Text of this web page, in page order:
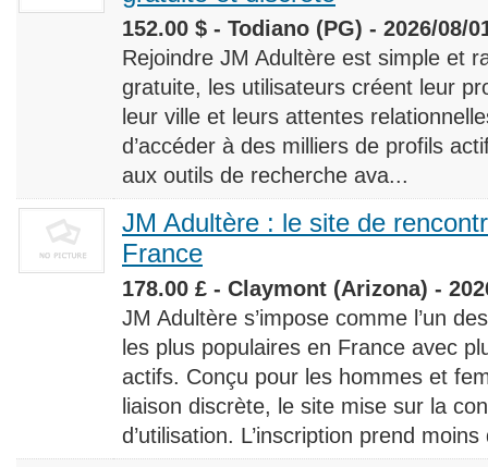
152.00 $ - Todiano (PG) - 2026/08/
Rejoindre JM Adultère est simple et
gratuite, les utilisateurs créent leur
leur ville et leurs attentes
d’accéder à des milliers de profils
aux outils de recherche ava...
JM Adultère : le site de
France
178.00 £ - Claymont (Arizona) -
JM Adultère s’impose comme l’un
les plus populaires en France avec
actifs. Conçu pour les hommes et
liaison discrète, le site mise sur la
d’utilisation. L’inscription prend